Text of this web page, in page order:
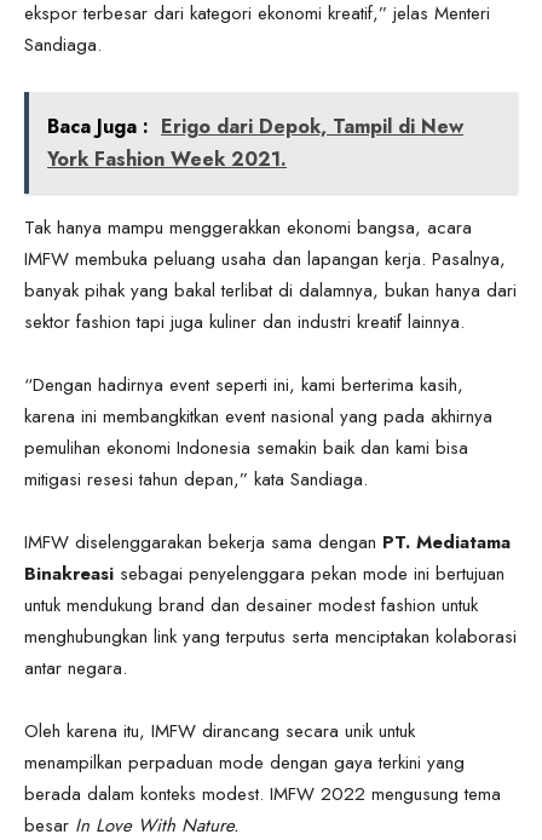
ekspor terbesar dari kategori ekonomi kreatif,” jelas Menteri
Sandiaga.
Baca Juga : Erigo dari Depok, Tampil di New
York Fashion Week 2021.
Tak hanya mampu menggerakkan ekonomi bangsa, acara
IMFW membuka peluang usaha dan lapangan kerja. Pasalnya,
banyak pihak yang bakal terlibat di dalamnya, bukan hanya dari
sektor fashion tapi juga kuliner dan industri kreatif lainnya.
“Dengan hadirnya event seperti ini, kami berterima kasih,
karena ini membangkitkan event nasional yang pada akhirnya
pemulihan ekonomi Indonesia semakin baik dan kami bisa
mitigasi resesi tahun depan,” kata Sandiaga.
IMFW diselenggarakan bekerja sama dengan PT. Mediatama
Binakreasi sebagai penyelenggara pekan mode ini bertujuan
untuk mendukung brand dan desainer modest fashion untuk
menghubungkan link yang terputus serta menciptakan kolaborasi
antar negara.
Oleh karena itu, IMFW dirancang secara unik untuk
menampilkan perpaduan mode dengan gaya terkini yang
berada dalam konteks modest. IMFW 2022 mengusung tema
besar In Love With Nature.